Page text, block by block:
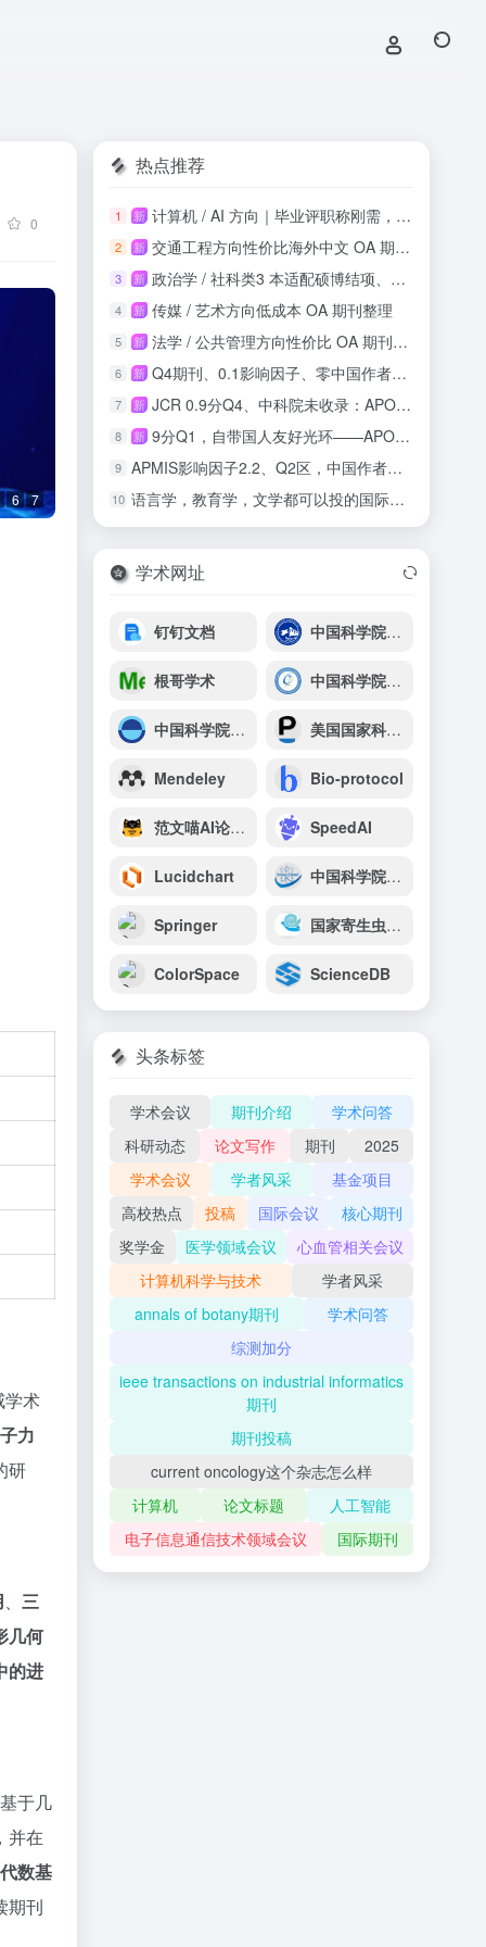
0
6 7
学术
力
研
、 三
几何
的进
于几
，并在
数基
期刊
热点推荐
1 新 计算机 / AI 方向｜毕业评职称刚需，知网稳定收录
2 新 交通工程方向性价比海外中文 OA 期刊投稿整理
3 新 政治学 / 社科类3 本适配硕博结项、课程论文
4 新 传媒 / 艺术方向低成本 OA 期刊整理
5 新 法学 / 公共管理方向性价比 OA 期刊整理
6 新 Q4期刊、0.1影响因子、零中国作者：这本SSCI收录吗？
7 新 JCR 0.9分Q4、中科院未收录：APOS正畸期刊投稿风险与机会实测
8 新 9分Q1，自带国人友好光环——APOPTOSIS影响因子再攀新高
9 APMIS影响因子2.2、Q2区，中国作者占比21.9%，这本刊值得投吗？
10 语言学，教育学，文学都可以投的国际期刊
学术网址
钉钉文档 中国科学院青藏高原研究所
根哥学术 中国科学院地理科学与资源研究所
中国科学院上海天文台 美国国家科学院院刊（PNAS）
Mendeley Bio-protocol
范文喵AI论文助手 SpeedAI
Lucidchart 中国科学院合肥物质科学研究院
Springer 国家寄生虫资源共享服务平台
ColorSpace ScienceDB
头条标签
学术会议 期刊介绍
学术问答
科研动态
论文写作 期刊
2025
学术会议
学者风采
基金项目
高校热点
投稿 国际会议
核心期刊
奖学金
医学领域会议
心血管相关会议
计算机科学与技术
学者风采
annals of botany期刊
学术问答
综测加分
ieee transactions on industrial informatics
期刊
期刊投稿
current oncology这个杂志怎么样
计算机
论文标题
人工智能
电子信息通信技术领域会议
国际期刊